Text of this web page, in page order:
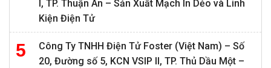
I, TP. Thuận An – Sản Xuất Mạch In Dẻo và Linh
Kiện Điện Tử
Công Ty TNHH Điện Tử Foster (Việt Nam) – Số
20, Đường số 5, KCN VSIP II, TP. Thủ Dầu Một –